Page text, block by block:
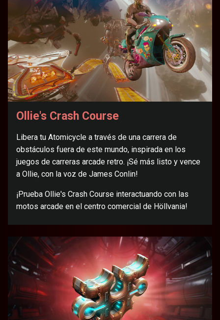
Ollie's Crash Course
Libera tu Atomicycle a través de una carrera de
obstáculos fuera de este mundo, inspirada en los
juegos de carreras arcade retro. ¡Sé más listo y vence
a Ollie, con la voz de James Conlin!
¡Prueba Ollie's Crash Course interactuando con las
motos arcade en el centro comercial de Höllvania!